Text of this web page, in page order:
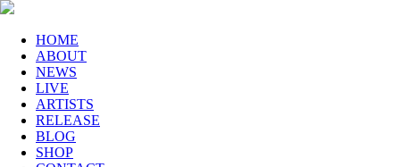
HOME
ABOUT
NEWS
LIVE
ARTISTS
RELEASE
BLOG
SHOP